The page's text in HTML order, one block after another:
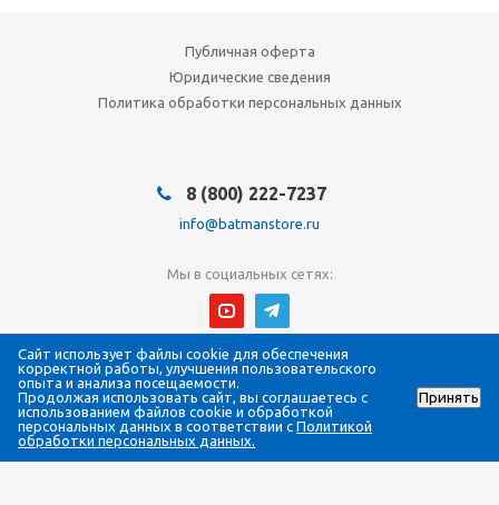
Публичная оферта
Юридические сведения
Политика обработки персональных данных
8 (800) 222-7237
info@batmanstore.ru
Мы в социальных сетях:
© 2026 БэтмэнМагазин (BatmanStore)
Интернет-магазин электроники и систем безопасности
Все права защищены
ИП Густова Джесика Ренартовна
ИНН 784808988565
ОГРНИП 317784700294058
Сайт использует файлы cookie для обеспечения
корректной работы, улучшения пользовательского
опыта и анализа посещаемости.
Продолжая использовать сайт, вы соглашаетесь с
использованием файлов cookie и обработкой
персональных данных в соответствии сПолитикой
обработки персональных данных.
Принять